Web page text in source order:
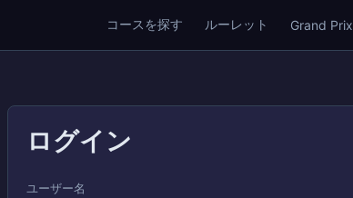
コースを探す ルーレット Grand Prix
ログイン
ユーザー名